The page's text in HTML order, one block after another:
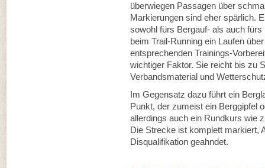
überwiegen Passagen über
Markierungen sind eher spärlich.
sowohl fürs Bergauf- als auch
beim Trail-Running ein Laufen
entsprechenden Trainings-
wichtiger Faktor. Sie reicht bis zu
Verbandsmaterial und
Im Gegensatz dazu führt ein
Punkt, der zumeist ein Berggipfel
allerdings auch ein Rundkurs wie
Die Strecke ist komplett markiert,
Disqualifikation geahndet.